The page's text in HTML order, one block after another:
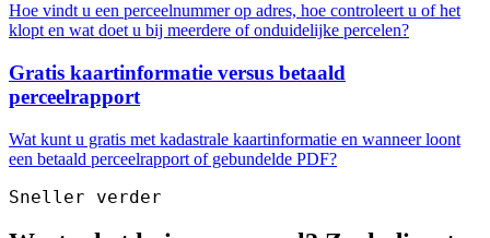
Hoe vindt u een perceelnummer op adres, hoe controleert u of het
klopt en wat doet u bij meerdere of onduidelijke percelen?
Gratis kaartinformatie versus betaald
perceelrapport
Wat kunt u gratis met kadastrale kaartinformatie en wanneer loont
een betaald perceelrapport of gebundelde PDF?
Sneller verder